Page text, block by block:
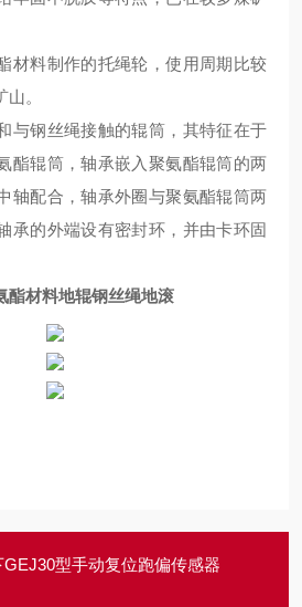
材料制作的托绳轮，使用周期比较
。
与钢丝绳接触的辊筒，其特征在于
酯辊筒，轴承嵌入聚氨酯辊筒的两
轴配合，轴承外圈与聚氨酯辊筒两
承的外端设有密封环，并由卡环固
酯材料地辊钢丝绳地滚
型手动复位跑偏传感器